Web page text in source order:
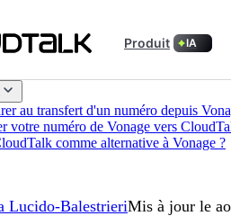
Produit IA
au transfert d'un numéro depuis
votre numéro de Vonage vers
comme alternative à Vonage ?
Lucido-BalestrieriMis à jour le